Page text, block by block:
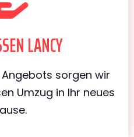
LANCY
sorgen wir
Umzug in Ihr neues